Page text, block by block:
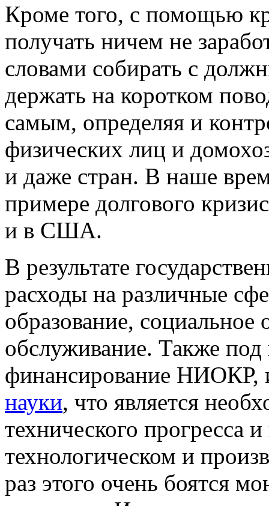
Кроме того, с помощью
получать ничем не
словами собирать с
держать на коротком
самым, определяя и
физических лиц и
и даже стран. В наше
примере долгового
и в США.
В результате
расходы на различные
образование, социальное
обслуживание. Также
финансирование НИОКР,
науки, что является
технического прогресса
технологическом и
раз этого очень боятся